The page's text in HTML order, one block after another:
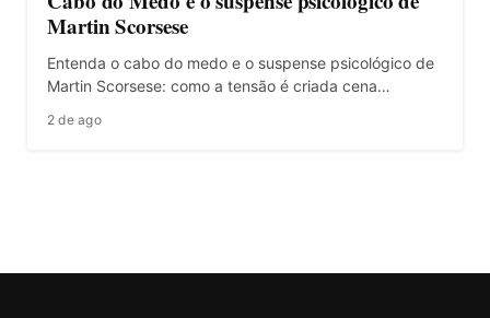
Martin Scorsese
Entenda o cabo do medo e o suspense psicológico de
Martin Scorsese: como a tensão é criada cena…
2 de ago